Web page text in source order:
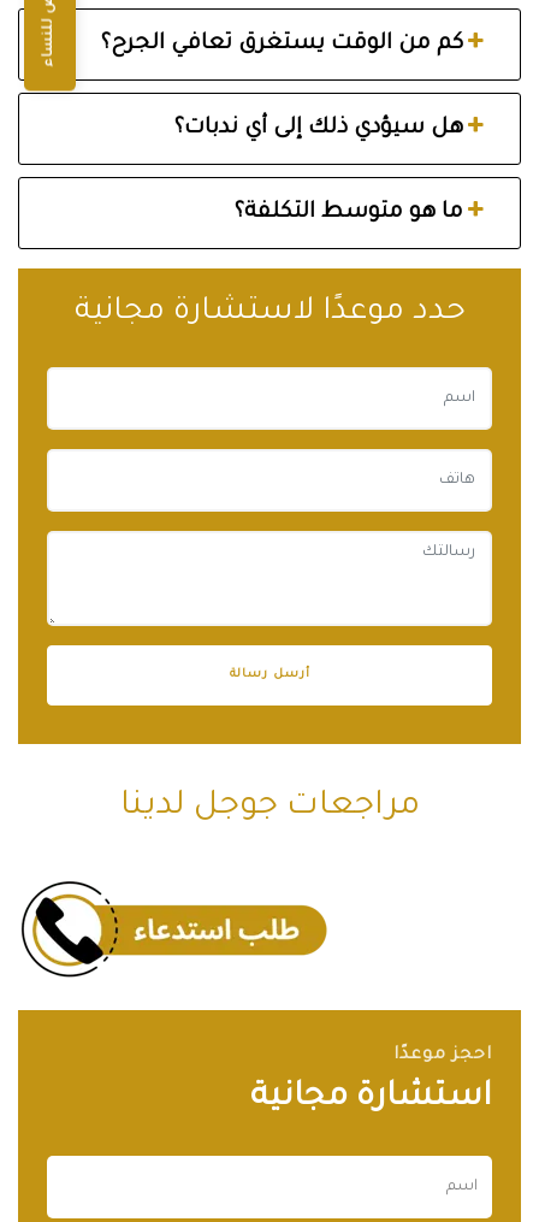
كم من الوقت يستغرق تعافي الجرح؟
هل سيؤدي ذلك إلى أي ندبات؟
ما هو متوسط التكلفة؟
حدد موعدًا لاستشارة مجانية
مراجعات جوجل لدينا
احجز موعدًا
استشارة مجانية